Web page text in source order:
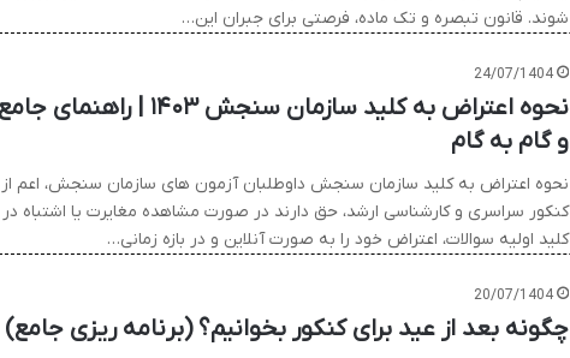
شوند. قانون تبصره و تک ماده، فرصتی برای جبران این…
24/07/1404
نحوه اعتراض به کلید سازمان سنجش ۱۴۰۳ | راهنمای
و گام به گام
نحوه اعتراض به کلید سازمان سنجش داوطلبان آزمون های سازمان سنجش، اعم از
کنکور سراسری و کارشناسی ارشد، حق دارند در صورت مشاهده مغایرت یا اشتباه در
کلید اولیه سوالات، اعتراض خود را به صورت آنلاین و در بازه زمانی…
20/07/1404
چگونه بعد از عید برای کنکور بخوانیم؟ (برنامه ریزی جامع)